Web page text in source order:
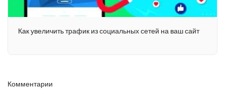
Как увеличить трафик из социальных сетей на ваш сайт
Комментарии